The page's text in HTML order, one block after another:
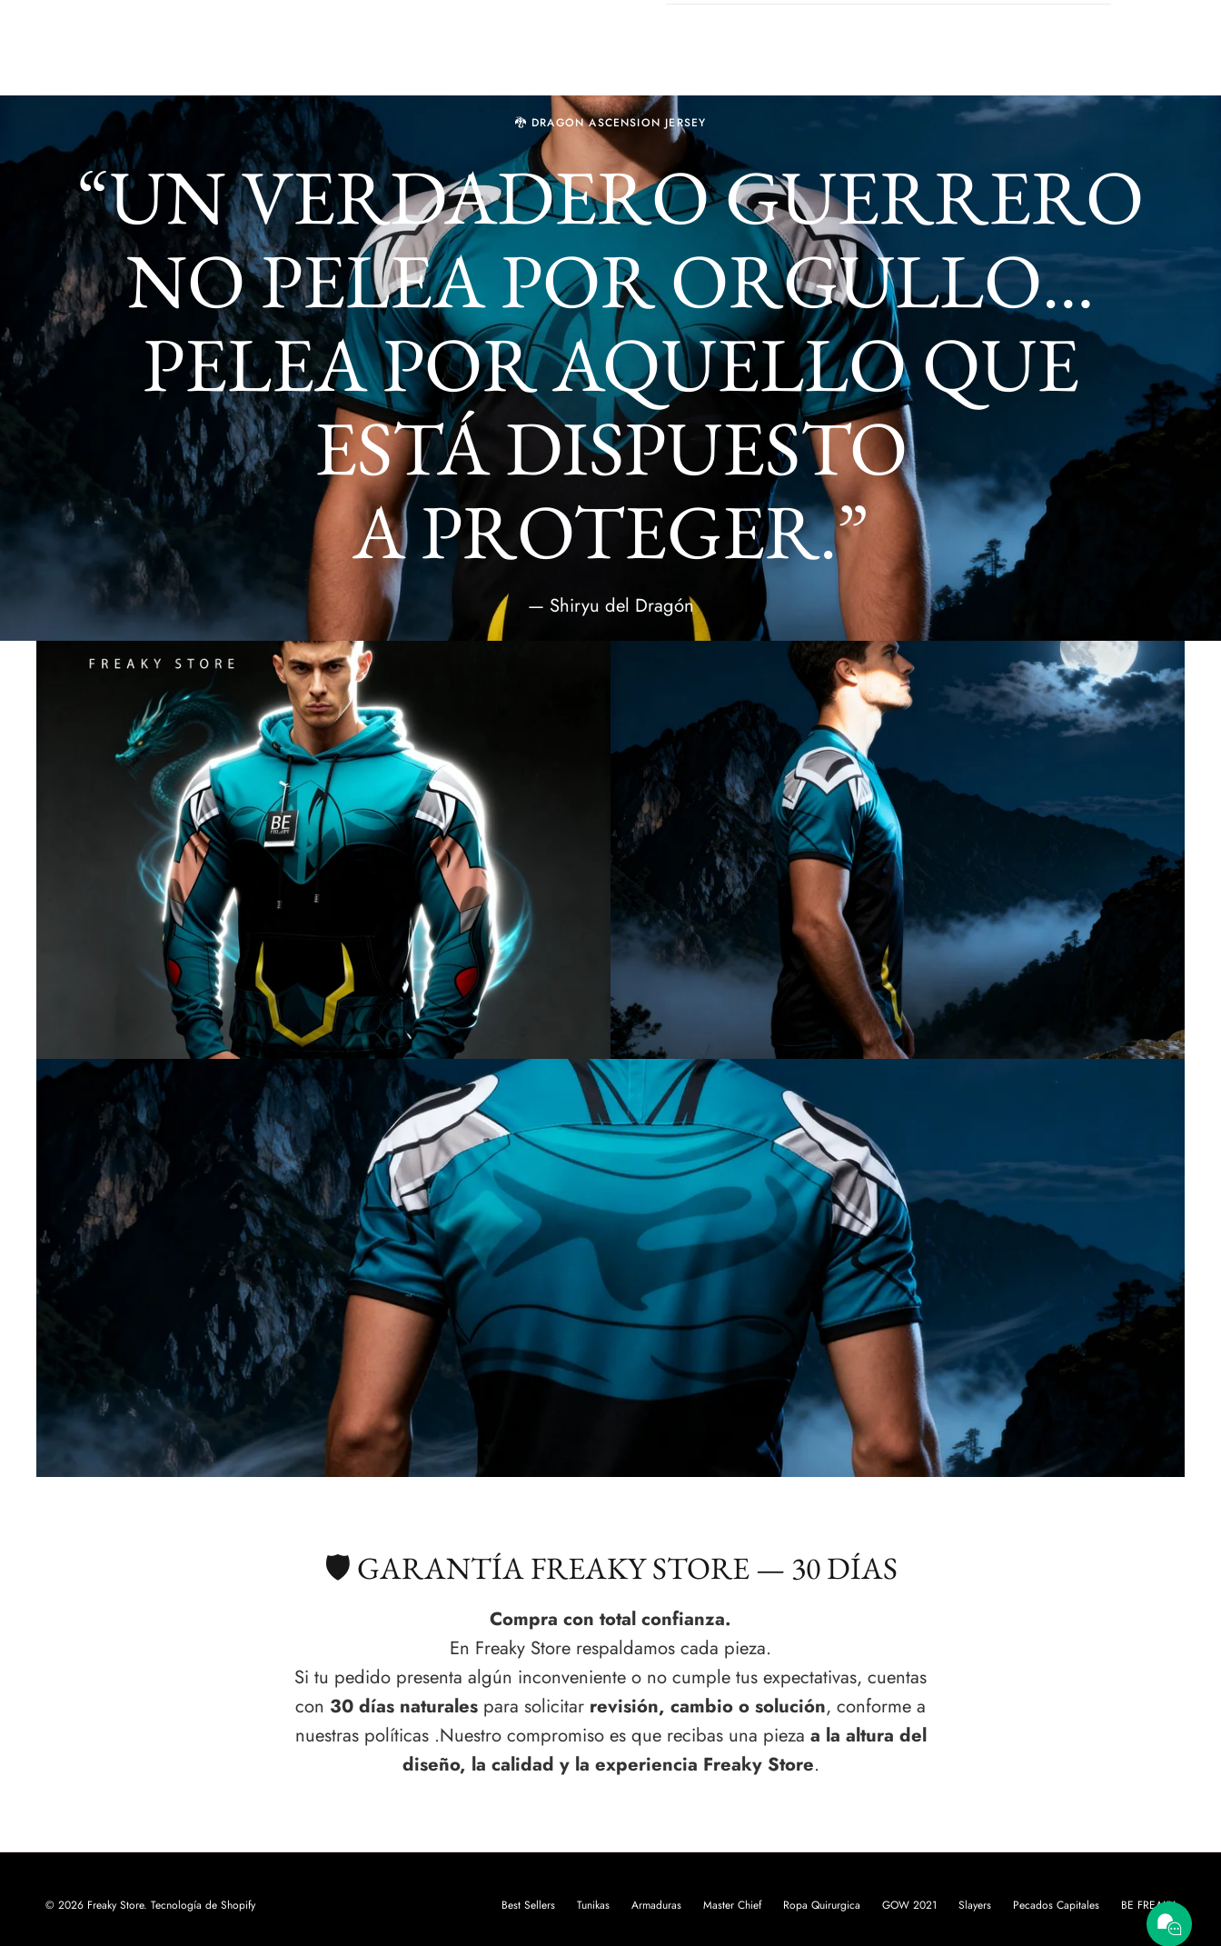
🐉 DRAGON ASCENSION JERSEY
“UN VERDADERO GUERRERO
NO PELEA POR ORGULLO…
PELEA POR AQUELLO QUE
ESTÁ DISPUESTO
A PROTEGER.”
— Shiryu del Dragón
🛡️ GARANTÍA FREAKY STORE — 30 DÍAS
Compra con total confianza.
En Freaky Store respaldamos cada pieza.
Si tu pedido presenta algún inconveniente o no cumple tus expectativas, cuentas
con 30 días naturales para solicitar revisión, cambio o solución, conforme a
nuestras políticas .Nuestro compromiso es que recibas una pieza a la altura del
diseño, la calidad y la experiencia Freaky Store.
Best Sellers Tunikas Armaduras Master Chief Ropa Quirurgica GOW 2021 Slayers Pecados Capitales BE FREAKY
© 2026 Freaky Store. Tecnología de Shopify